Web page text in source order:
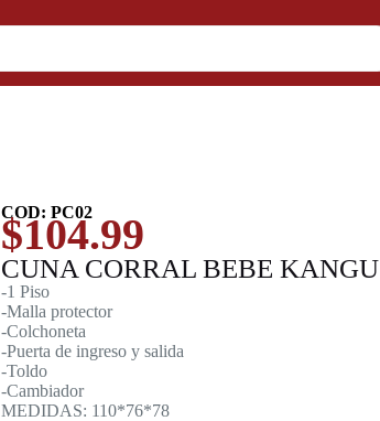
COD: PC02
$104.99
CUNA CORRAL BEBE KANGU
-1 Piso
-Malla protector
-Colchoneta
-Puerta de ingreso y salida
-Toldo
-Cambiador
MEDIDAS: 110*76*78